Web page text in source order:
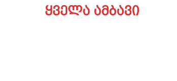
ყველა ამბავი